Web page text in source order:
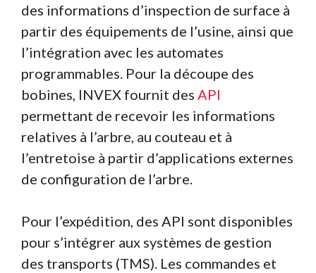
des informations d’inspection de surface à
partir des équipements de l’usine, ainsi que
l’intégration avec les automates
programmables. Pour la découpe des
bobines, INVEX fournit des API
permettant de recevoir les informations
relatives à l’arbre, au couteau et à
l’entretoise à partir d’applications externes
de configuration de l’arbre.
Pour l’expédition, des API sont disponibles
pour s’intégrer aux systèmes de gestion
des transports (TMS). Les commandes et